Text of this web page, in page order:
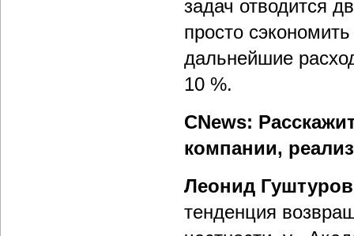
задач отводится
просто
дальнейшие
10 %.
CNews:
компании,
Леонид Гуштуров
тенденция